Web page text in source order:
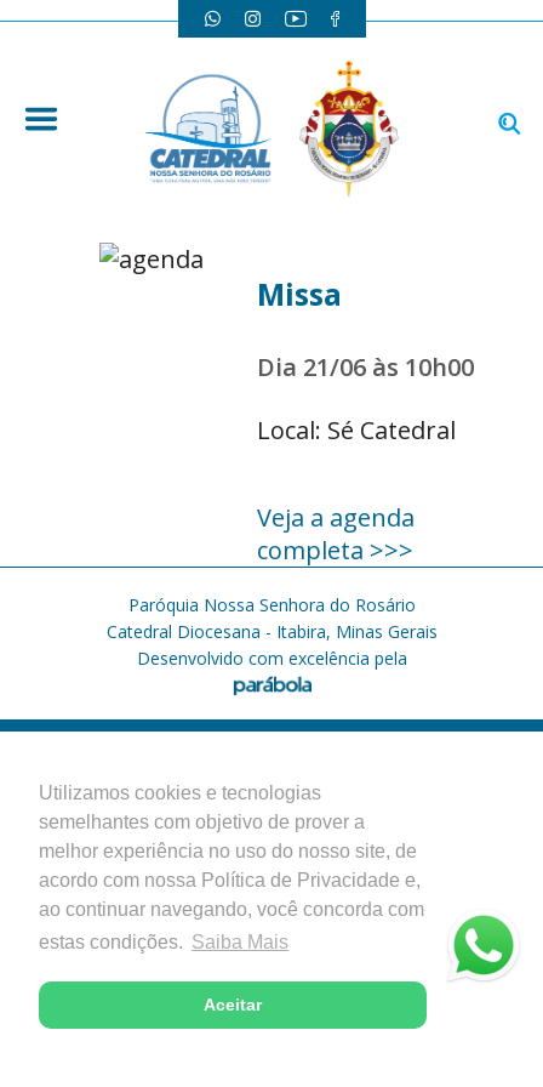
Utilizamos cookies e tecnologias
semelhantes com objetivo de prover a
melhor experiência no uso do nosso site, de
acordo com nossa Política de Privacidade e,
ao continuar navegando, você concorda com
estas condições. Saiba Mais
Aceitar
Missa
Dia 21/06 às 10h00
Local: Sé Catedral
Veja a agenda
completa >>>
Paróquia Nossa Senhora do Rosário
Catedral Diocesana - Itabira, Minas Gerais
Desenvolvido com excelência pela